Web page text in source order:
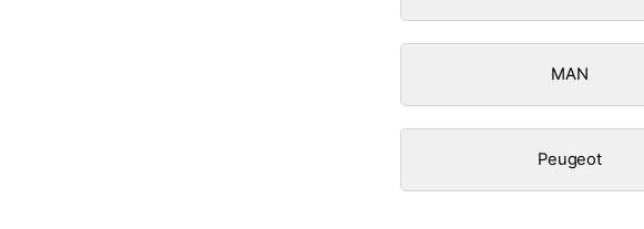
MAN
Peugeot